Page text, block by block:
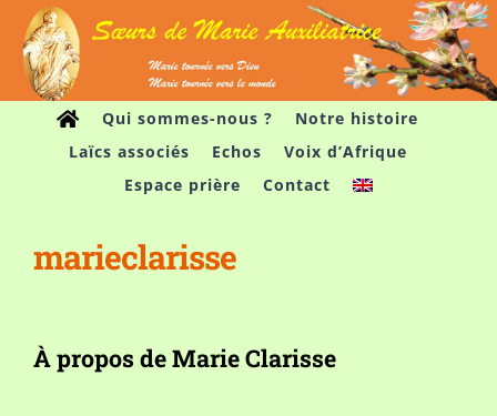
Passer
contenu
Qui sommes-nous ?
Notre histoire
Laïcs associés
Echos
Voix d’Afrique
Espace prière
Contact
marieclarisse
À propos deMarie Clarisse